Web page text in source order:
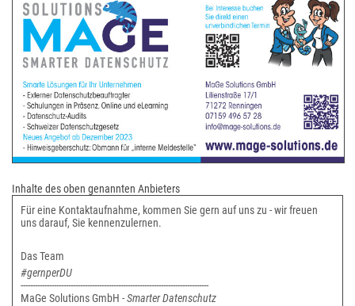
Inhalte des oben genannten Anbieters
Für eine Kontaktaufnahme, kommen Sie gern auf uns zu - wir freuen
uns darauf, Sie kennenzulernen.
Das Team
#gernperDU
-------------------------------------------------------------------------------
MaGe Solutions GmbH -Smarter Datenschutz